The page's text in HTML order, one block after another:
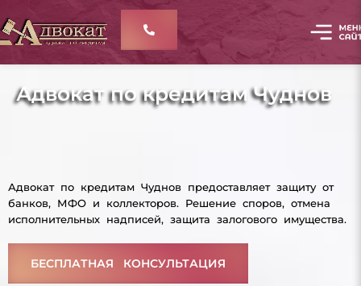
Адвокат по кредитам Чуднов
Адвокат по кредитам Чуднов предоставляет защиту от
банков, МФО и коллекторов. Решение споров, отмена
исполнительных надписей, защита залогового имущества.
БЕСПЛАТНАЯ КОНСУЛЬТАЦИЯ